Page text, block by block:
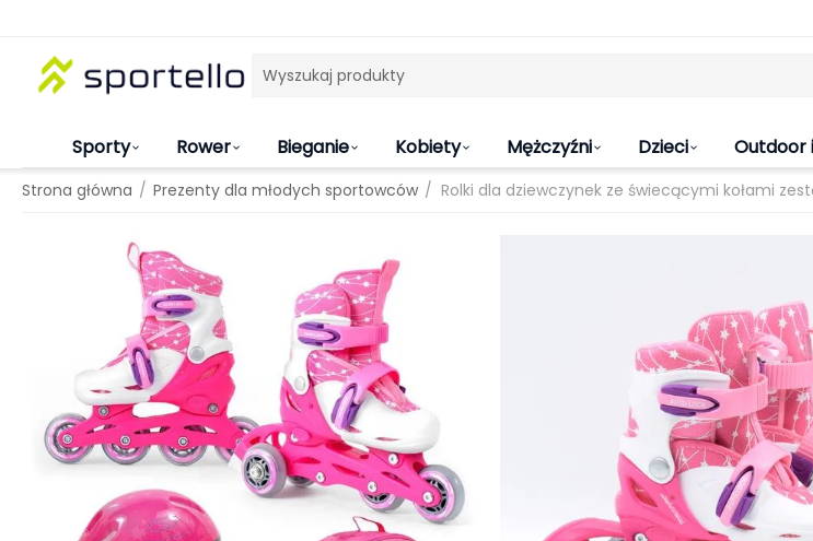
Sporty Rower Bieganie Kobiety Mężczyźni Dzieci Outdoor
Strona główna / Prezenty dla młodych sportowców / Rolki dla dziewczynek ze świecącymi kołami